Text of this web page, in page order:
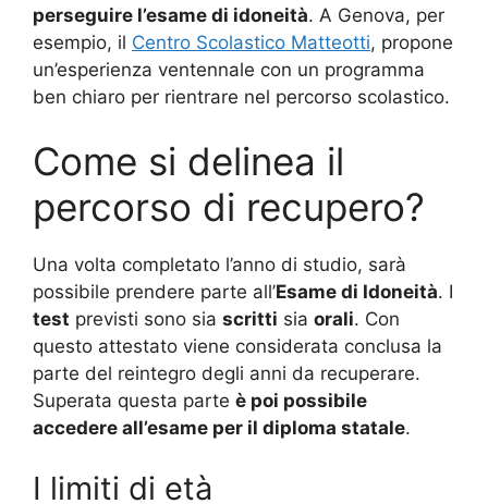
perseguire l’esame di idoneità. A Genova, per
esempio, il Centro Scolastico Matteotti, propone
un’esperienza ventennale con un programma
ben chiaro per rientrare nel percorso scolastico.
Come si delinea il
percorso di recupero?
Una volta completato l’anno di studio, sarà
possibile prendere parte all’Esame di Idoneità. I
test previsti sono sia scritti sia orali. Con
questo attestato viene considerata conclusa la
parte del reintegro degli anni da recuperare.
Superata questa parte è poi possibile
accedere all’esame per il diploma statale.
I limiti di età